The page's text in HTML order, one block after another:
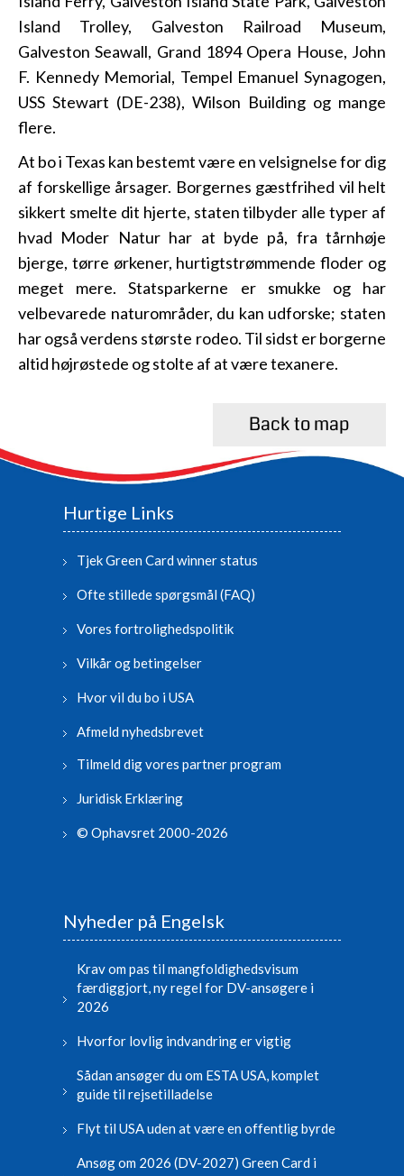
Island Trolley, Galveston Railroad Museum,
Galveston Seawall, Grand 1894 Opera House, John
F. Kennedy Memorial, Tempel Emanuel Synagogen,
USS Stewart (DE-238), Wilson Building og mange
flere.
At bo i Texas kan bestemt være en velsignelse for dig
af forskellige årsager. Borgernes gæstfrihed vil helt
sikkert smelte dit hjerte, staten tilbyder alle typer af
hvad Moder Natur har at byde på, fra tårnhøje
bjerge, tørre ørkener, hurtigtstrømmende floder og
meget mere. Statsparkerne er smukke og har
velbevarede naturområder, du kan udforske; staten
har også verdens største rodeo. Til sidst er borgerne
altid højrøstede og stolte af at være texanere.
Back to map
Hurtige Links
Tjek Green Card winner status
Ofte stillede spørgsmål (FAQ)
Vores fortrolighedspolitik
Vilkår og betingelser
Hvor vil du bo i USA
Afmeld nyhedsbrevet
Tilmeld dig vores partner program
Juridisk Erklæring
© Ophavsret 2000-2026
Nyheder på Engelsk
Krav om pas til mangfoldighedsvisum
færdiggjort, ny regel for DV-ansøgere i
2026
Hvorfor lovlig indvandring er vigtig
Sådan ansøger du om ESTA USA, komplet
guide til rejsetilladelse
Flyt til USA uden at være en offentlig byrde
Ansøg om 2026 (DV-2027) Green Card i